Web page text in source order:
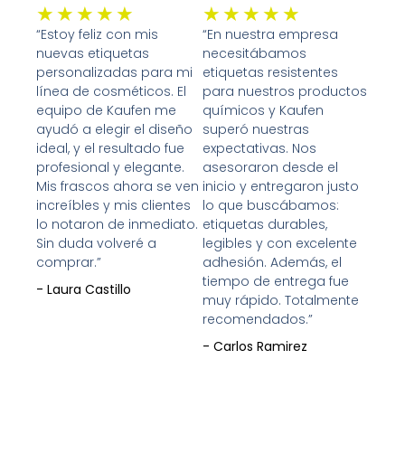
★ ★ ★ ★ ★ Valorado
con
5
de
5
“Estoy feliz con mis
nuevas etiquetas
personalizadas para mi
línea de cosméticos. El
equipo de Kaufen me
ayudó a elegir el diseño
ideal, y el resultado fue
profesional y elegante.
Mis frascos ahora se ven
increíbles y mis clientes
lo notaron de inmediato.
Sin duda volveré a
comprar.”
- Laura Castillo
★ ★ ★ ★ ★
con
5
de
5
“En nuestra empresa
necesitábamos
etiquetas resistentes
para nuestros productos
químicos y Kaufen
superó nuestras
expectativas. Nos
asesoraron desde el
inicio y entregaron justo
lo que buscábamos:
etiquetas durables,
legibles y con excelente
adhesión. Además, el
tiempo de entrega fue
muy rápido. Totalmente
recomendados.”
- Carlos Ramirez